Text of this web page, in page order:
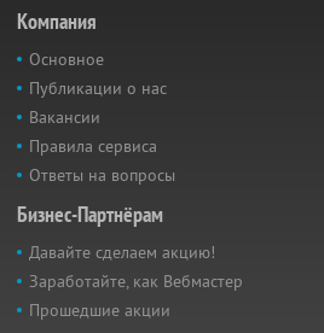
Компания
Основное
Публикации о нас
Вакансии
Правила сервиса
Ответы на вопросы
Бизнес-Партнёрам
Давайте сделаем акцию!
Заработайте, как Вебмастер
Прошедшие акции